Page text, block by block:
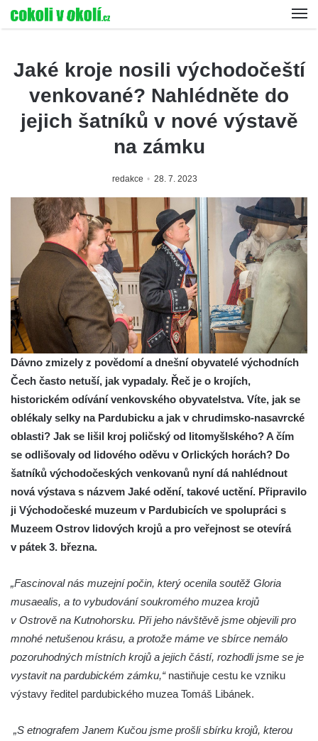
Jaké kroje nosili východočeští
venkované? Nahlédněte do
jejich šatníků v nové výstavě
na zámku
redakce 28. 7. 2023
Dávno zmizely z povědomí a dnešní obyvatelé východních
Čech často netuší, jak vypadaly. Řeč je o krojích,
historickém odívání venkovského obyvatelstva. Víte, jak se
oblékaly selky na Pardubicku a jak v chrudimsko-nasavrcké
oblasti? Jak se lišil kroj poličský od litomyšlského? A čím
se odlišovaly od lidového oděvu v Orlických horách? Do
šatníků východočeských venkovanů nyní dá nahlédnout
nová výstava s názvem Jaké odění, takové uctění. Připravilo
ji Východočeské muzeum v Pardubicích ve spolupráci s
Muzeem Ostrov lidových krojů a pro veřejnost se otevírá
v pátek 3. března.
„Fascinoval nás muzejní počin, který ocenila soutěž Gloria
musaealis, a to vybudování soukromého muzea krojů
v Ostrově na Kutnohorsku. Při jeho návštěvě jsme objevili pro
mnohé netušenou krásu, a protože máme ve sbírce nemálo
pozoruhodných místních krojů a jejich částí, rozhodli jsme se je
vystavit na pardubickém zámku,“nastiňuje cestu ke vzniku
výstavy ředitel pardubického muzea Tomáš Libánek.
„S etnografem Janem Kučou jsme prošli sbírku krojů, kterou